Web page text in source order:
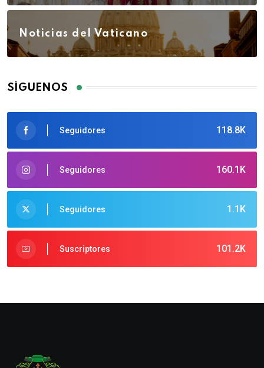
Noticias del Vaticano
SÍGUENOS
118.8K
Seguidores
160.1K
Seguidores
1.1K
Seguidores
101.2K
Suscriptores